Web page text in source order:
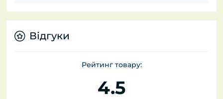
Відгуки
Рейтинг товару:
4.5